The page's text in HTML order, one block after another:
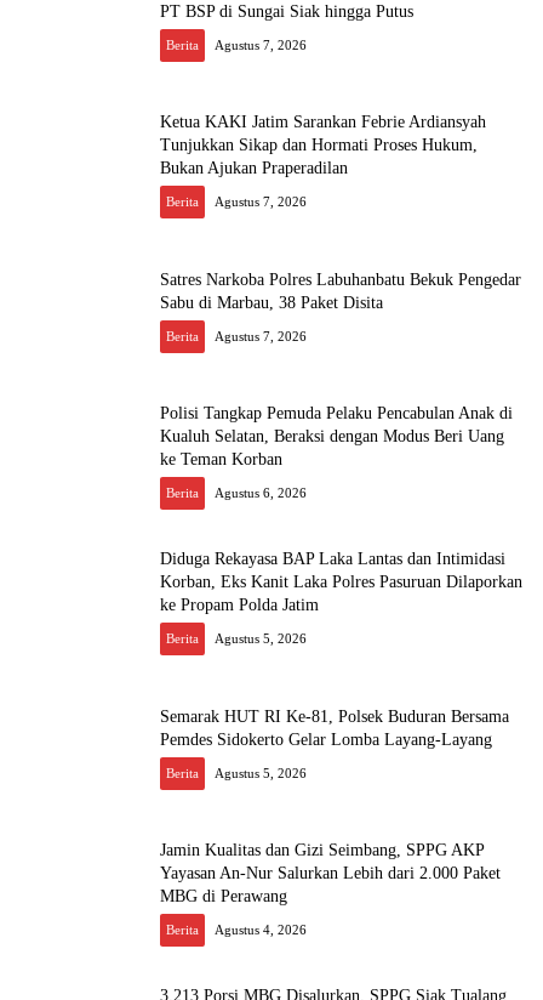
PT BSP di Sungai Siak hingga Putus
Berita Agustus 7, 2026
Ketua KAKI Jatim Sarankan Febrie Ardiansyah
Tunjukkan Sikap dan Hormati Proses Hukum,
Bukan Ajukan Praperadilan
Berita Agustus 7, 2026
Satres Narkoba Polres Labuhanbatu Bekuk Pengedar
Sabu di Marbau, 38 Paket Disita
Berita Agustus 7, 2026
Polisi Tangkap Pemuda Pelaku Pencabulan Anak di
Kualuh Selatan, Beraksi dengan Modus Beri Uang
ke Teman Korban
Berita Agustus 6, 2026
Diduga Rekayasa BAP Laka Lantas dan Intimidasi
Korban, Eks Kanit Laka Polres Pasuruan Dilaporkan
ke Propam Polda Jatim
Berita Agustus 5, 2026
Semarak HUT RI Ke-81, Polsek Buduran Bersama
Pemdes Sidokerto Gelar Lomba Layang-Layang
Berita Agustus 5, 2026
Jamin Kualitas dan Gizi Seimbang, SPPG AKP
Yayasan An-Nur Salurkan Lebih dari 2.000 Paket
MBG di Perawang
Berita Agustus 4, 2026
3.213 Porsi MBG Disalurkan, SPPG Siak Tualang